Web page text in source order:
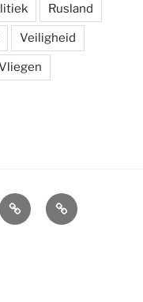
Rusland
Veiligheid
AfdelingenSymposium